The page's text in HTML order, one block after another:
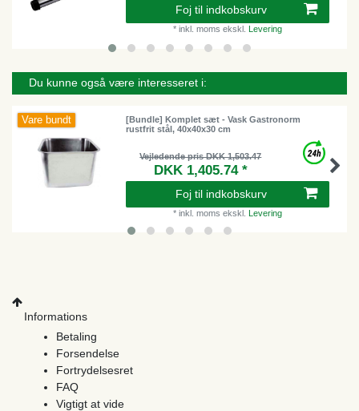
Foj til indkobskurv
* inkl. moms ekskl. Levering
Du kunne også være interesseret i:
Vare bundt
[Bundle] Komplet sæt - Vask Gastronorm
rustfrit stål, 40x40x30 cm
Vejledende pris DKK 1,503.47
DKK 1,405.74 *
Foj til indkobskurv
* inkl. moms ekskl. Levering
Informations
Betaling
Forsendelse
Fortrydelsesret
FAQ
Vigtigt at vide